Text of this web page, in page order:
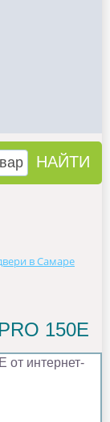
в Самаре
150E